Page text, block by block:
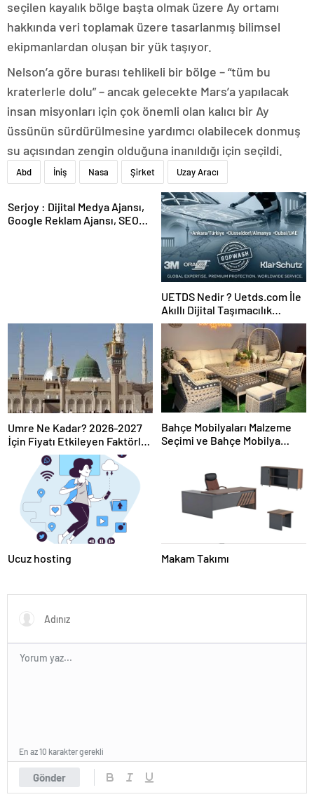
seçilen kayalık bölge başta olmak üzere Ay ortamı
hakkında veri toplamak üzere tasarlanmış bilimsel
ekipmanlardan oluşan bir yük taşıyor.
Nelson’a göre burası tehlikeli bir bölge – “tüm bu
kraterlerle dolu” – ancak gelecekte Mars’a yapılacak
insan misyonları için çok önemli olan kalıcı bir Ay
üssünün sürdürülmesine yardımcı olabilecek donmuş
su açısından zengin olduğuna inanıldığı için seçildi.
Abd İniş Nasa Şirket Uzay Aracı
Serjoy : Dijital Medya Ajansı,
Google Reklam Ajansı, SEO
UETDS Nedir ? Uetds.com İle
Akıllı Dijital Taşımacılık
Yazılımı
Umre Ne Kadar? 2026-2027
İçin Fiyatı Etkileyen Faktörler
ve Seçim Rehberi
Bahçe Mobilyaları Malzeme
Seçimi ve Bahçe Mobilya
Ucuz hosting Makam Takımı
Gönder
En az 10 karakter gerekli